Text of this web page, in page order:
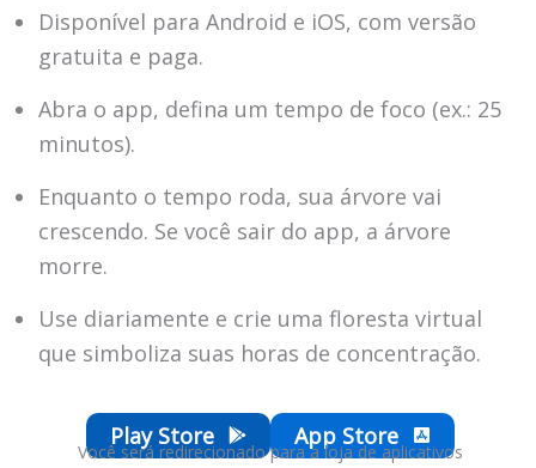
Disponível para Android e iOS, com versão
gratuita e paga.
Abra o app, defina um tempo de foco (ex.: 25
minutos).
Enquanto o tempo roda, sua árvore vai
crescendo. Se você sair do app, a árvore
morre.
Use diariamente e crie uma floresta virtual
que simboliza suas horas de concentração.
Play Store App Store
Você será redirecionado para a loja de aplicativos